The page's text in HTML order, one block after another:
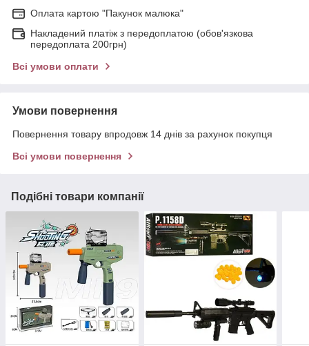
Оплата картою "Пакунок малюка"
Накладений платіж з передоплатою (обов'язкова
передоплата 200грн)
Всі умови оплати
Умови повернення
Повернення товару впродовж 14 днів за рахунок покупця
Всі умови повернення
Подібні товари компанії